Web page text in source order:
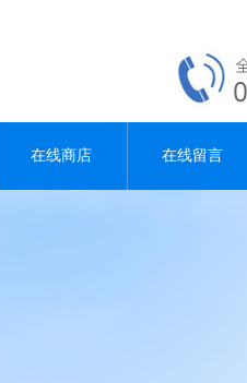
在线商店 在线留言